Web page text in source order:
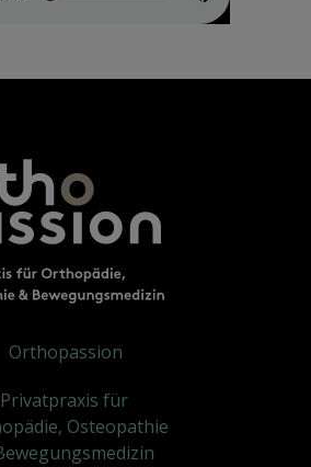
Orthopassion
Privatpraxis für
Osteopathie